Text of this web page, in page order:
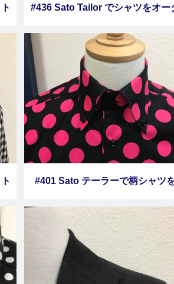
#436 Sato Tailor でシャツをオー
しました
#401 Sato テーラーで柄シャツ
ーダーしました【ガラ祭り】